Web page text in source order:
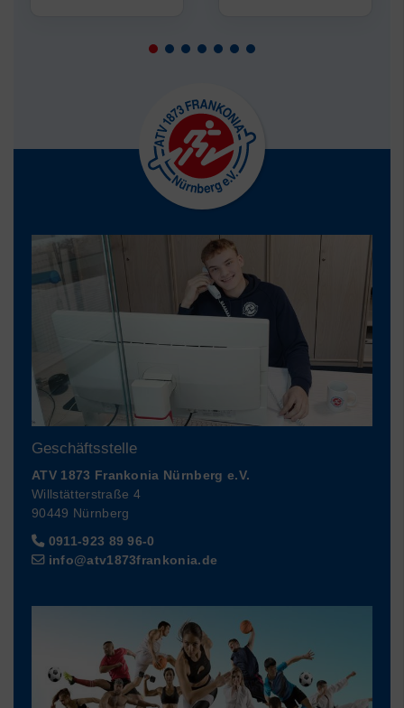
Geschäftsstelle
ATV 1873 Frankonia Nürnberg e.V.
Willstätterstraße 4
90449 Nürnberg
0911-923 89 96-0
info@atv1873frankonia.de